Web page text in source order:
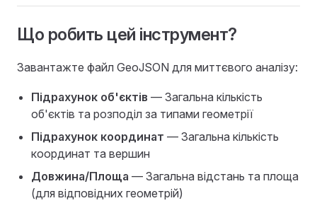
Що робить цей інструмент?
Завантажте файл GeoJSON для миттєвого аналізу:
Підрахунок об'єктів — Загальна кількість
об'єктів та розподіл за типами геометрії
Підрахунок координат — Загальна кількість
координат та вершин
Довжина/Площа — Загальна відстань та площа
(для відповідних геометрій)